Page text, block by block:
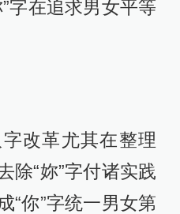
字在追求男女平等
改革尤其在整理
除“妳”字付诸实践
“你”字统一男女第